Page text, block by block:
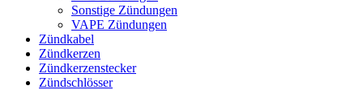
Sonstige Zündungen
VAPE Zündungen
Zündkabel
Zündkerzen
Zündkerzenstecker
Zündschlösser